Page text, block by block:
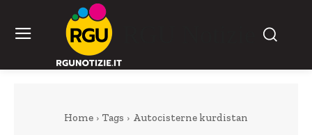
Home Tags Autocisterne kurdistan